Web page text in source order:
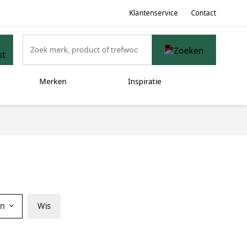
Klantenservice Contact
Merken Inspiratie
Wis